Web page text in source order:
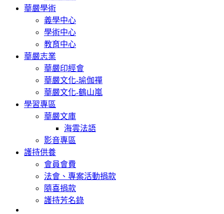
華嚴學術
義學中心
學術中心
教育中心
華嚴志業
華嚴印經會
華嚴文化-瑜伽禪
華嚴文化-鶴山嵐
學習專區
華嚴文庫
海雲法語
影音專區
護持供養
會員會費
法會、專案活動捐款
隨喜捐款
護持芳名錄